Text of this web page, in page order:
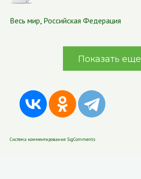
Весь мир, Российская Федерация
Показать еще
Система комментирования SigComments